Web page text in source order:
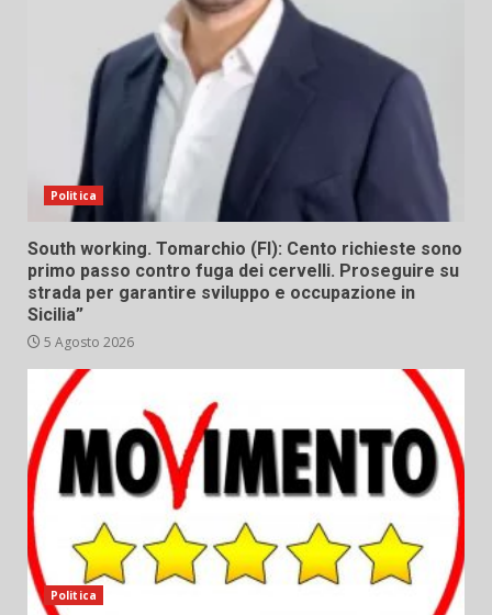
Politica
South working. Tomarchio (FI): Cento richieste sono
primo passo contro fuga dei cervelli. Proseguire su
strada per garantire sviluppo e occupazione in
Sicilia”
5 Agosto 2026
Politica